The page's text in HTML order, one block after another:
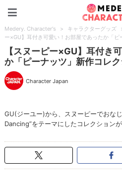
Medery. Character's > キャラクターグッズ
ー×GU】耳付き可愛い！お部屋であったか「ピ
【スヌーピー×GU】耳付き
か「ピーナッツ」新作コレ
Character Japan
GU(ジーユー)から、スヌーピーでおな
Dancing”をテーマにしたコレクションが